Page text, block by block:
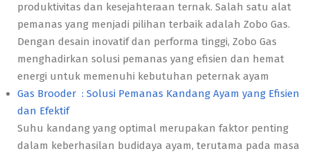
produktivitas dan kesejahteraan ternak. Salah satu alat
pemanas yang menjadi pilihan terbaik adalah Zobo Gas.
Dengan desain inovatif dan performa tinggi, Zobo Gas
menghadirkan solusi pemanas yang efisien dan hemat
energi untuk memenuhi kebutuhan peternak ayam
Gas Brooder : Solusi Pemanas Kandang Ayam yang Efisien
dan Efektif
Suhu kandang yang optimal merupakan faktor penting
dalam keberhasilan budidaya ayam, terutama pada masa